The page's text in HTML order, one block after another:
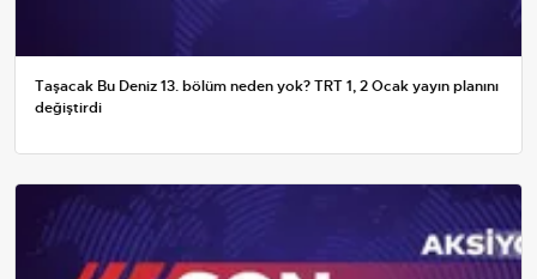
Taşacak Bu Deniz 13. bölüm neden yok? TRT 1, 2 Ocak yayın planını
değiştirdi